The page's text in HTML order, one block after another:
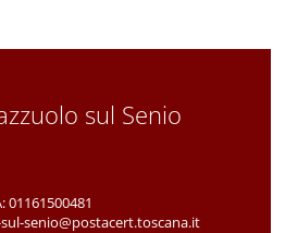
sul Senio
01161500481
senio@postacert.toscana.it